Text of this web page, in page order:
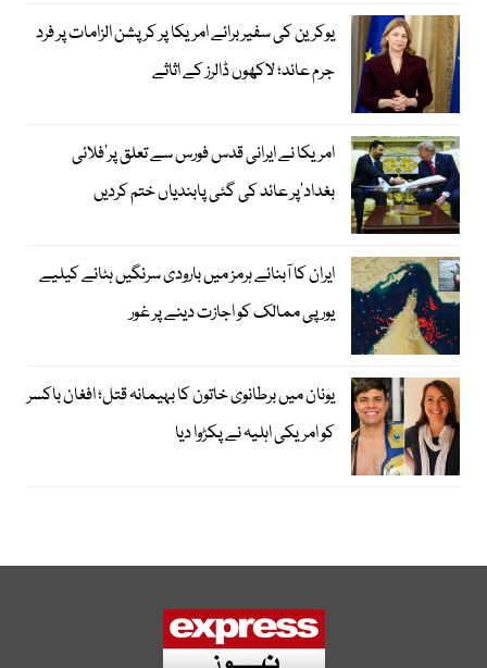
یوکرین کی سفیر برائے امریکا پر کرپشن الزامات پر فرد
جرم عائد؛ لاکھوں ڈالرز کے اثاثے
امریکا نے ایرانی قدس فورس سے تعلق پر’فلائی
بغداد‘پر عائد کی گئی پابندیاں ختم کردیں
ایران کا آبنائے ہرمز میں بارودی سرنگیں ہٹانے کیلیے
یورپی ممالک کو اجازت دینے پر غور
یونان میں برطانوی خاتون کا بہیمانہ قتل؛ افغان باکسر
کو امریکی اہلیہ نے پکڑوا دیا